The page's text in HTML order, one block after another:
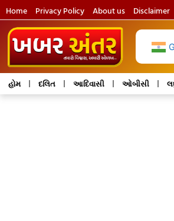
Home Privacy Policy About us Disclaimer
હોમ દલિત આદિવાસી ઓબીસી